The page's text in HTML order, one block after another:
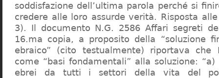
soddisfazione dell’ultima parola perché si
credere alle loro assurde verità. Risposta
3). Il documento N.G. 2586 Affari segreti
16.ma copia, a proposito della “soluzione
ebraico” (cito testualmente) riportava che
come “basi fondamentali” alla soluzione:
ebrei da tutti i settori della vita del